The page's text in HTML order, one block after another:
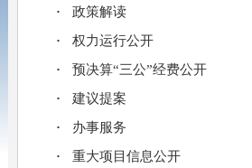
政策解读
权力运行公开
预决算“三公”经费公开
建议提案
办事服务
重大项目信息公开